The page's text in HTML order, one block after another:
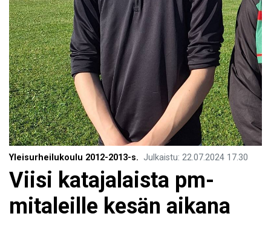
Yleisurheilukoulu 2012-2013-s. Julkaistu: 22.07.2024 17.30
Viisi katajalaista pm-
mitaleille kesän aikana